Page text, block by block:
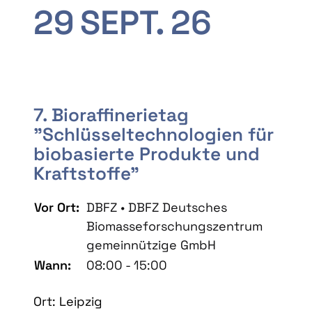
29SEPT. 26
7. Bioraffinerietag
"Schlüsseltechnologien für
biobasierte Produkte und
Kraftstoffe"
Vor Ort: DBFZ • DBFZ Deutsches
Biomasseforschungszentrum
gemeinnützige GmbH
Wann:
08:00 - 15:00
Ort: Leipzig